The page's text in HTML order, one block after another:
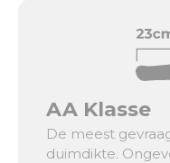
AA Klasse
De meest
duimdikte.